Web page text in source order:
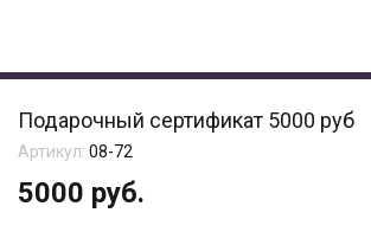
Подарочный сертификат 5000 руб
Артикул: 08-72
5000 руб.